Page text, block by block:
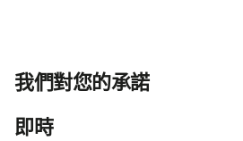
我們對您的承諾
即時